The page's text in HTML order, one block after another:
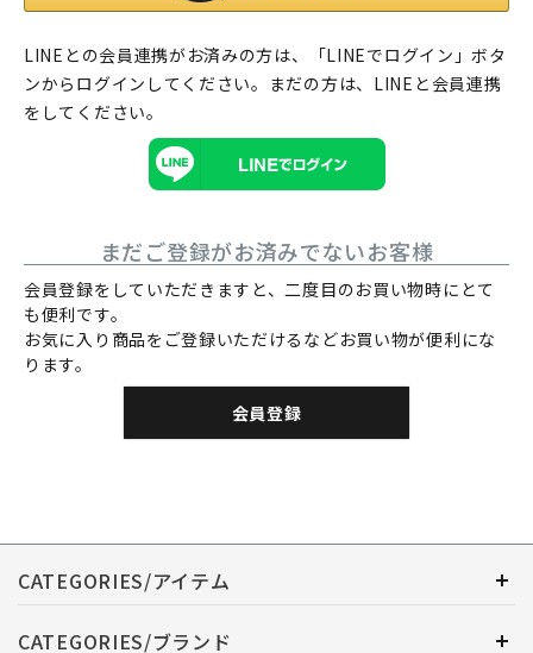
LINEとの会員連携がお済みの方は、「LINEでログイン」ボタ
ンからログインしてください。まだの方は、 LINEと会員連携
をしてください。
まだご登録がお済みでないお客様
会員登録をしていただきますと、二度目のお買い物時にとて
も便利です。
お気に入り商品をご登録いただけるなどお買い物が便利にな
ります。
会員登録
CATEGORIES/アイテム
CATEGORIES/ブランド